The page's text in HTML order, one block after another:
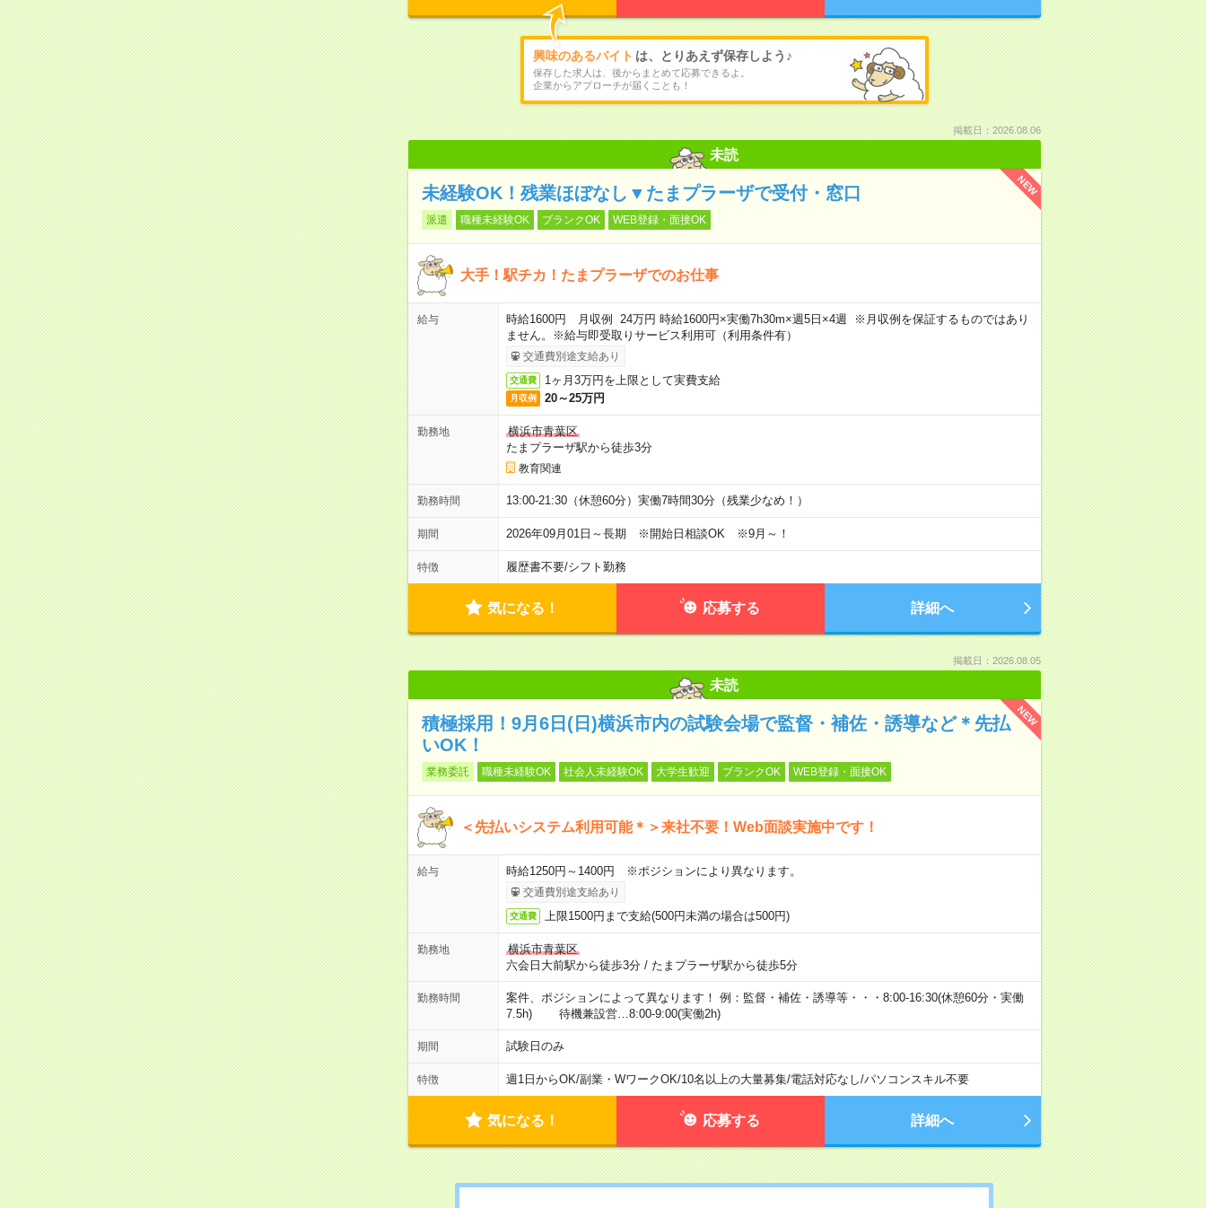
興味のあるバイト は、とりあえず保存しよう♪
保存した求人は、後からまとめて応募できるよ。
企業からアプローチが届くことも！
掲載日：2026.08.06
未読
NEW
未経験OK！残業ほぼなし▼たまプラーザで受付・窓口
派遣 職種未経験OK ブランクOK WEB登録・面接OK
大手！駅チカ！たまプラーザでのお仕事
給与
時給1600円 月収例 24万円 時給1600円×実働7h30m×週5日×4週 ※月収例を保証するものではあり
ません。※給与即受取りサービス利用可（利用条件有）
交通費別途支給あり
交通費 1ヶ月3万円を上限として実費支給
月収例 20～25万円
勤務地
横浜市青葉区
たまプラーザ駅から徒歩3分
教育関連
勤務時間 13:00-21:30（休憩60分）実働7時間30分（残業少なめ！）
期間 2026年09月01日～長期 ※開始日相談OK ※9月～！
特徴 履歴書不要/シフト勤務
気になる！ 応募する 詳細へ
掲載日：2026.08.05
未読
NEW
積極採用！9月6日(日)横浜市内の試験会場で監督・補佐・誘導など＊先払
いOK！
業務委託 職種未経験OK 社会人未経験OK 大学生歓迎 ブランクOK WEB登録・面接OK
＜先払いシステム利用可能＊＞来社不要！Web面談実施中です！
給与 時給1250円～1400円 ※ポジションにより異なります。
交通費別途支給あり
交通費 上限1500円まで支給(500円未満の場合は500円)
勤務地
横浜市青葉区
六会日大前駅から徒歩3分/ たまプラーザ駅から徒歩5分
勤務時間
案件、ポジションによって異なります！ 例：監督・補佐・誘導等・・・8:00-16:30(休憩60分・実働
7.5h) 待機兼設営…8:00-9:00(実働2h)
期間 試験日のみ
特徴 週1日からOK/副業・WワークOK/10名以上の大量募集/電話対応なし/パソコンスキル不要
気になる！ 応募する 詳細へ